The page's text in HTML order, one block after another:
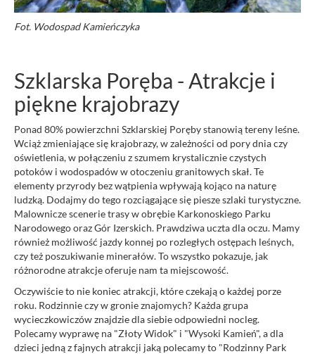
Fot. Wodospad Kamieńczyka
Szklarska Poręba - Atrakcje i
piękne krajobrazy
Ponad 80% powierzchni Szklarskiej Poręby stanowią tereny leśne.
Wciąż zmieniające się krajobrazy, w zależności od pory dnia czy
oświetlenia, w połączeniu z szumem krystalicznie czystych
potoków i wodospadów w otoczeniu granitowych skał. Te
elementy przyrody bez wątpienia wpływają kojąco na naturę
ludzką. Dodajmy do tego rozciągające się piesze szlaki turystyczne.
Malownicze scenerie trasy w obrębie Karkonoskiego Parku
Narodowego oraz Gór Izerskich. Prawdziwa uczta dla oczu. Mamy
również możliwość jazdy konnej po rozległych ostępach leśnych,
czy też poszukiwanie minerałów. To wszystko pokazuje, jak
różnorodne atrakcje oferuje nam ta miejscowość.
Oczywiście to nie koniec atrakcji, które czekają o każdej porze
roku. Rodzinnie czy w gronie znajomych? Każda grupa
wycieczkowiczów znajdzie dla siebie odpowiedni nocleg.
Polecamy wyprawę na "Złoty Widok" i "Wysoki Kamień", a dla
dzieci jedną z fajnych atrakcji jaką polecamy to "Rodzinny Park